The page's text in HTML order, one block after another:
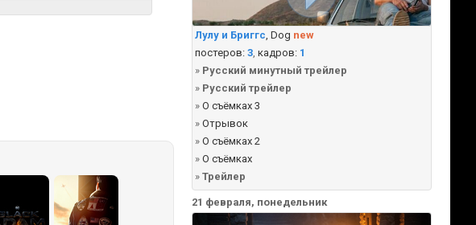
Лулу и Бриггс, Dog new
постеров: 3, кадров: 1
» Русский минутный трейлер
» Русский трейлер
» О съёмках 3
» Отрывок
» О съёмках 2
» О съёмках
» Трейлер
21 февраля, понедельник